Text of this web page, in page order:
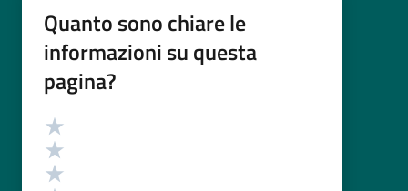
Quanto sono chiare le
informazioni su questa
pagina?
Valutazione